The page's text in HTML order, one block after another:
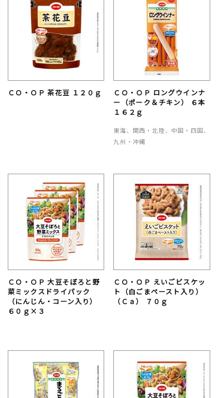
ＣＯ・ＯＰ 茶花豆 １２０ｇ
ＣＯ・ＯＰ ロングウインナ
ー（ポーク＆チキン） ６本
１６２ｇ
東海、関西・北陸、中国・四国、
九州・沖縄
ＣＯ・ＯＰ 大豆そぼろと野
菜ミックスドライパック
（にんじん・コーン入り）
６０ｇ×３
ＣＯ・ＯＰ えいごビスケッ
ト（白ごまペースト入り）
（Ｃａ） ７０ｇ